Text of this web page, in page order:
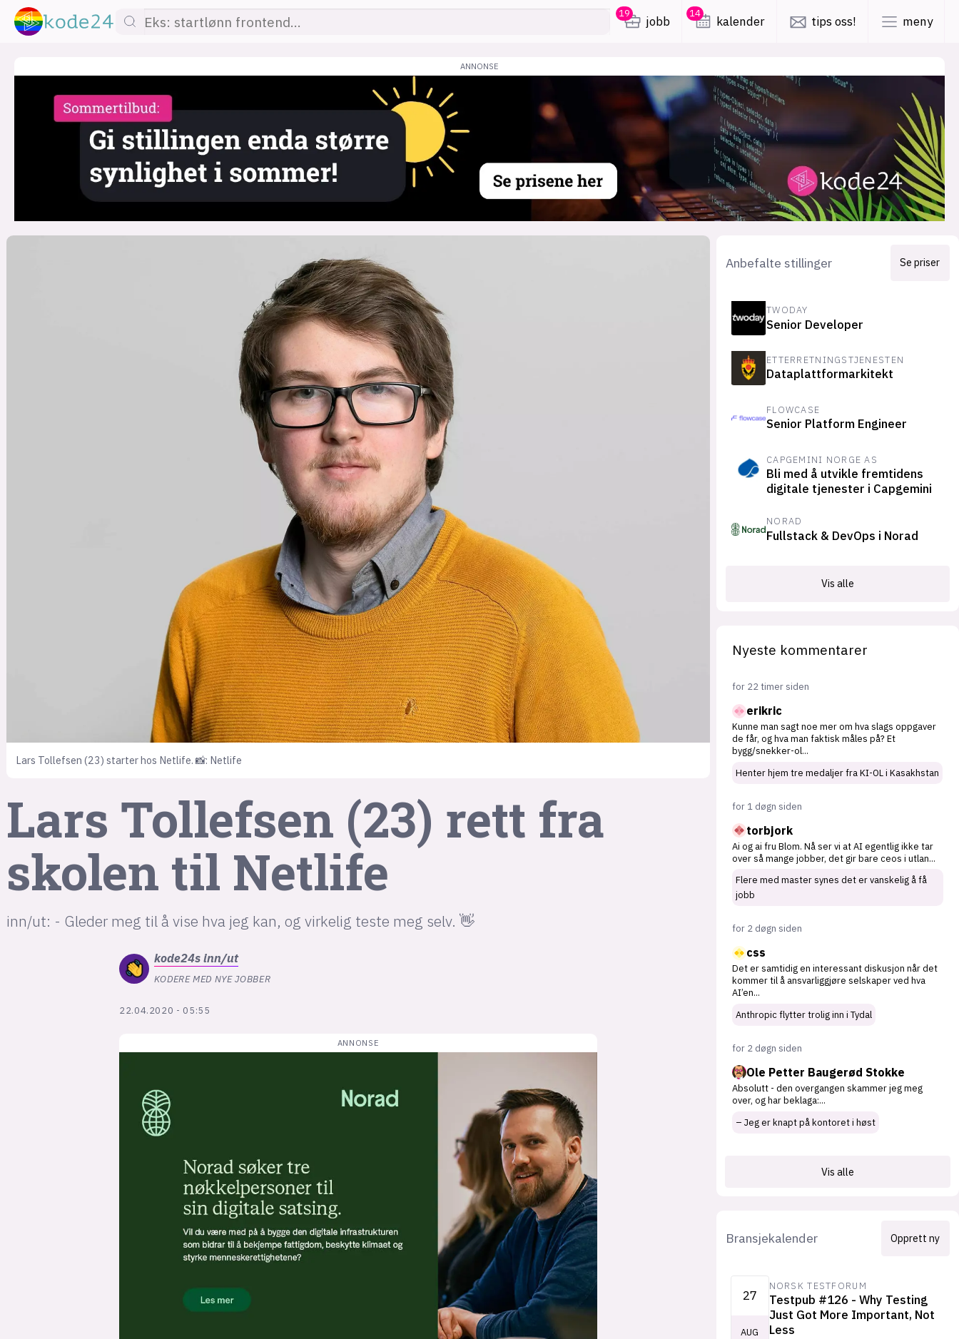
19
jobb
14
kalender tips oss! meny
Lars Tollefsen (23) starter hos Netlife. 📸: Netlife
Lars Tollefsen (23) rett fra
skolen til Netlife
inn/ut: - Gleder meg til å vise hva jeg kan, og virkelig teste meg selv. 👋
kode24sinn/ut
KODERE MED NYE JOBBER
22.04.2020 - 05:55
lønn KI karriere meninger
utdanning sikkerhet kontor frontend backend
apputvikling
tilgjengelighet
lys modus
mørk modus
nyhetsbrev
kode24-klubben
LinkedIn
Bluesky
annonseguide
suksesshistorier
Bli firmapartner
Anbefalte stillinger Se priser
TWODAY
Senior Developer
ETTERRETNINGSTJENESTEN
Dataplattformarkitekt
FLOWCASE
Senior Platform Engineer
CAPGEMINI NORGE AS
Bli med å utvikle fremtidens
digitale tjenester i Capgemini
NORAD
Fullstack & DevOps i Norad
Vis alle
Nyeste kommentarer
for 22 timer siden
erikric
Kunne man sagt noe mer om hva slags oppgaver
de får, og hva man faktisk måles på? Et
bygg/snekker-ol...
Henter hjem tre medaljer fra KI-OL i Kasakhstan
for 1 døgn siden
torbjork
Ai og ai fru Blom. Nå ser vi at AI egentlig ikke tar
over så mange jobber, det gir bare ceos i utlan...
Flere med master synes det er vanskelig å få
jobb
for 2 døgn siden
css
Det er samtidig en interessant diskusjon når det
kommer til å ansvarliggjøre selskaper ved hva
AI’en...
Anthropic flytter trolig inn i Tydal
for 2 døgn siden
Ole Petter Baugerød Stokke
Absolutt - den overgangen skammer jeg meg
over, og har beklaga:...
– Jeg er knapt på kontoret i høst
Vis alle
Bransjekalender Opprett ny
27
AUG
NORSK TESTFORUM
Testpub #126 - Why Testing
Just Got More Important, Not
Less